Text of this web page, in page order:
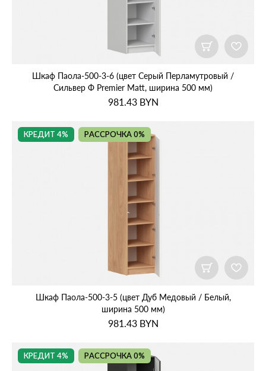
Шкаф Паола‑500‑3‑6 (цвет Серый Перламутровый /
Сильвер Ф Premier Matt, ширина 500 мм)
981.43BYN
КРЕДИТ 4% РАССРОЧКА 0%
Шкаф Паола‑500‑3‑5 (цвет Дуб Медовый / Белый,
ширина 500 мм)
981.43BYN
КРЕДИТ 4% РАССРОЧКА 0%